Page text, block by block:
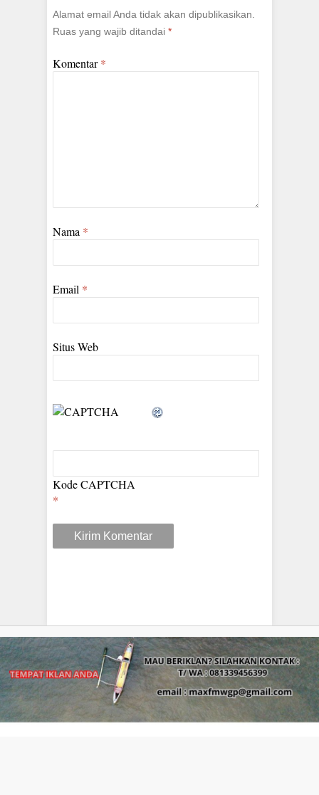
Alamat email Anda tidak akan dipublikasikan.
Ruas yang wajib ditandai *
Komentar*
Nama *
Email *
Situs Web
Kode CAPTCHA
*